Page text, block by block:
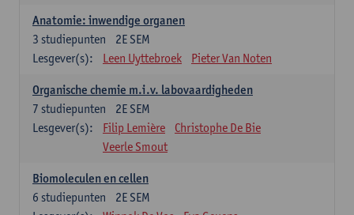
Anatomie: inwendige organen
2E SEM
3 studiepunten
Lesgever(s):
Leen Uyttebroek Pieter Van Noten
Organische chemie m.i.v. labovaardigheden
2E SEM
7 studiepunten
Lesgever(s):
Filip Lemière
Christophe De Bie
Veerle Smout
Biomoleculen en cellen
2E SEM
6 studiepunten